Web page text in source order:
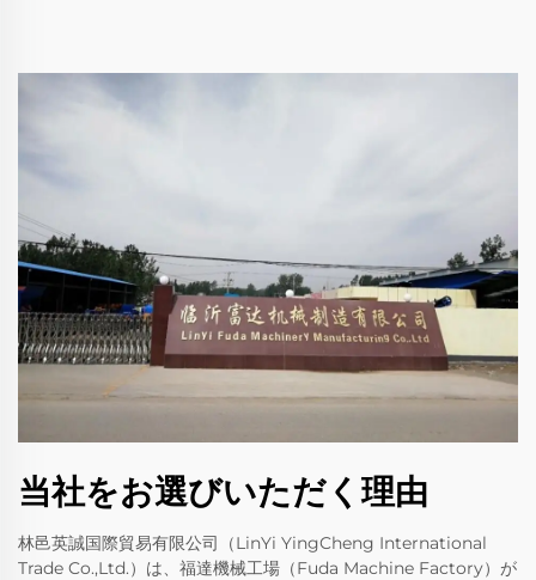
当社をお選びいただく理由
林邑英誠国際貿易有限公司（LinYi YingCheng International
Trade Co.,Ltd.）は、福達機械工場（Fuda Machine Factory）が